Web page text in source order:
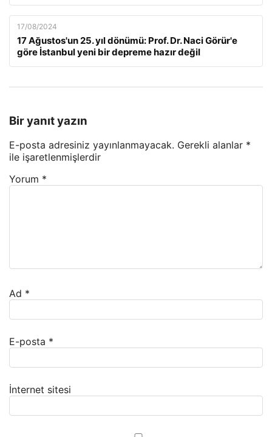
17/08/2024
17 Ağustos'un 25. yıl dönümü: Prof. Dr. Naci Görür'e
göre İstanbul yeni bir depreme hazır değil
Bir yanıt yazın
E-posta adresiniz yayınlanmayacak. Gerekli alanlar *
ile işaretlenmişlerdir
Yorum *
Ad *
E-posta *
İnternet sitesi